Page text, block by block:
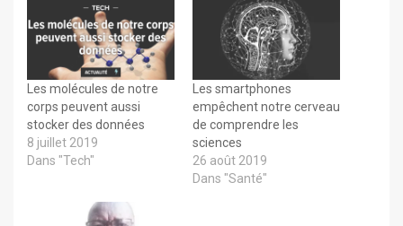
Les molécules de notre
corps peuvent aussi
stocker des données
8 juillet 2019
Dans "Tech"
Les smartphones
empêchent notre cerveau
de comprendre les
sciences
26 août 2019
Dans "Santé"